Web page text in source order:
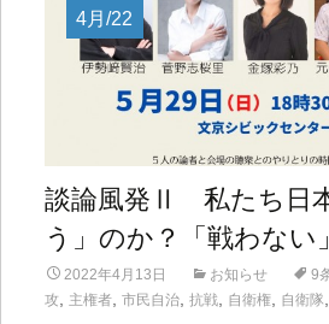
4月/22
談論風発Ⅱ 私たち日
う」のか？「戦わない
2022年4月13日 お知らせ 9
攻, 主権者, 市民自治, 抗戦, 自衛権, 自衛隊,